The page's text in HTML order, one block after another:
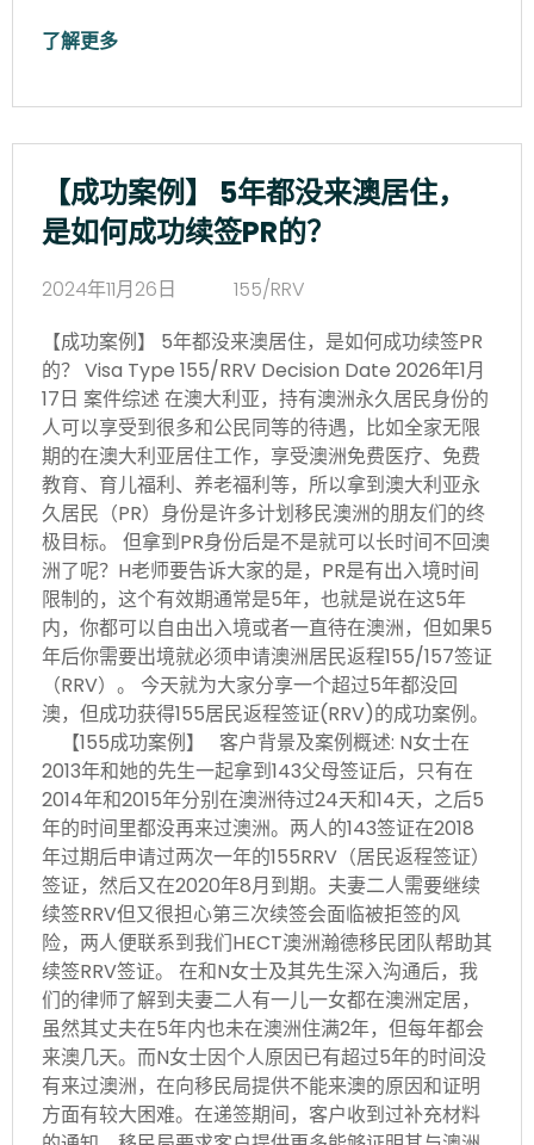
了解更多
【成功案例】 5年都没来澳居住，
是如何成功续签PR的？
2024年11月26日
155/RRV
【成功案例】 5年都没来澳居住，是如何成功续签PR
的？ Visa Type 155/RRV Decision Date 2026年1月
17日 案件综述 在澳大利亚，持有澳洲永久居民身份的
人可以享受到很多和公民同等的待遇，比如全家无限
期的在澳大利亚居住工作，享受澳洲免费医疗、免费
教育、育儿福利、养老福利等，所以拿到澳大利亚永
久居民（PR）身份是许多计划移民澳洲的朋友们的终
极目标。 但拿到PR身份后是不是就可以长时间不回澳
洲了呢？H老师要告诉大家的是，PR是有出入境时间
限制的，这个有效期通常是5年，也就是说在这5年
内，你都可以自由出入境或者一直待在澳洲，但如果5
年后你需要出境就必须申请澳洲居民返程155/157签证
（RRV）。 今天就为大家分享一个超过5年都没回
澳，但成功获得155居民返程签证(RRV)的成功案例。
【155成功案例】 客户背景及案例概述: N女士在
2013年和她的先生一起拿到143父母签证后，只有在
2014年和2015年分别在澳洲待过24天和14天，之后5
年的时间里都没再来过澳洲。两人的143签证在2018
年过期后申请过两次一年的155RRV（居民返程签证）
签证，然后又在2020年8月到期。夫妻二人需要继续
续签RRV但又很担心第三次续签会面临被拒签的风
险，两人便联系到我们HECT澳洲瀚德移民团队帮助其
续签RRV签证。 在和N女士及其先生深入沟通后，我
们的律师了解到夫妻二人有一儿一女都在澳洲定居，
虽然其丈夫在5年内也未在澳洲住满2年，但每年都会
来澳几天。而N女士因个人原因已有超过5年的时间没
有来过澳洲，在向移民局提供不能来澳的原因和证明
方面有较大困难。在递签期间，客户收到过补充材料